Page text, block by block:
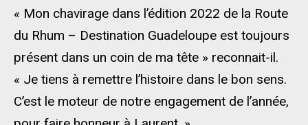
« Mon chavirage dans l’édition 2022 de la Route
du Rhum – Destination Guadeloupe est toujours
présent dans un coin de ma tête » reconnait-il.
« Je tiens à remettre l’histoire dans le bon sens.
C’est le moteur de notre engagement de l’année,